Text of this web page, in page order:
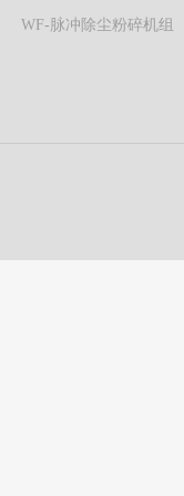
WF-脉冲除尘粉碎机组